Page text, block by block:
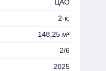
ЦАО
2-к.
148,25 м²
2/6
2025